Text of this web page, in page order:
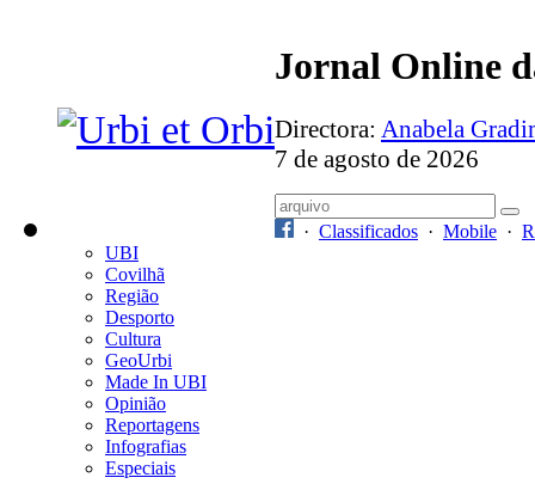
Jornal Online
Directora: Anabela
7 de agosto de 2026
· Classificados · Mobile ·
UBI
Covilhã
Região
Desporto
Cultura
GeoUrbi
Made In UBI
Opinião
Reportagens
Infografias
Especiais